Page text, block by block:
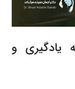
یادگیری و